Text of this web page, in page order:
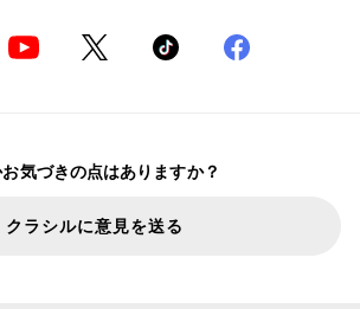
気づきの点はありますか？
クラシルに意見を送る